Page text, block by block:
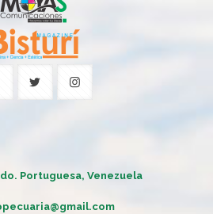
Portuguesa, Venezuela